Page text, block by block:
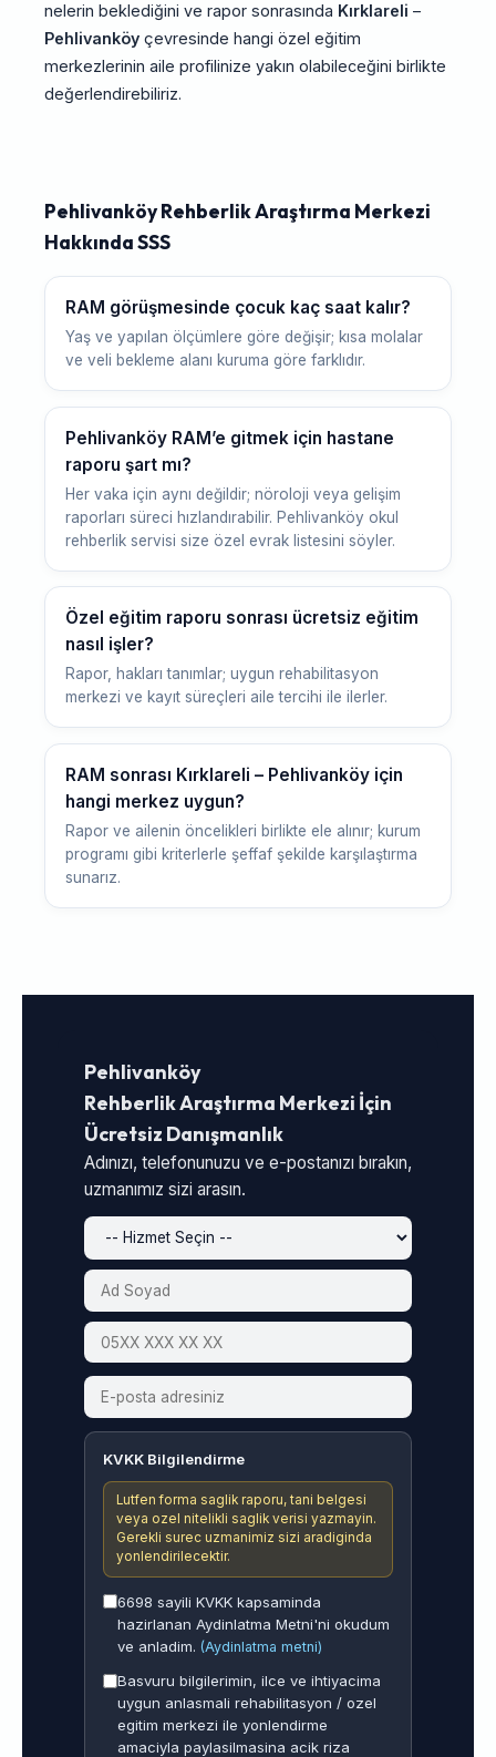
nelerin beklediğini ve rapor sonrasında Kırklareli –
Pehlivanköy çevresinde hangi özel eğitim
merkezlerinin aile profilinize yakın olabileceğini birlikte
değerlendirebiliriz.
Pehlivanköy Rehberlik Araştırma Merkezi
Hakkında SSS
RAM görüşmesinde çocuk kaç saat kalır?
Yaş ve yapılan ölçümlere göre değişir; kısa molalar
ve veli bekleme alanı kuruma göre farklıdır.
Pehlivanköy RAM’e gitmek için hastane
raporu şart mı?
Her vaka için aynı değildir; nöroloji veya gelişim
raporları süreci hızlandırabilir. Pehlivanköy okul
rehberlik servisi size özel evrak listesini söyler.
Özel eğitim raporu sonrası ücretsiz eğitim
nasıl işler?
Rapor, hakları tanımlar; uygun rehabilitasyon
merkezi ve kayıt süreçleri aile tercihi ile ilerler.
RAM sonrası Kırklareli – Pehlivanköy için
hangi merkez uygun?
Rapor ve ailenin öncelikleri birlikte ele alınır; kurum
programı gibi kriterlerle şeffaf şekilde karşılaştırma
sunarız.
Pehlivanköy
Rehberlik Araştırma Merkezi İçin
Ücretsiz Danışmanlık
Adınızı, telefonunuzu ve e-postanızı bırakın,
uzmanımız sizi arasın.
KVKK Bilgilendirme
Lutfen forma saglik raporu, tani belgesi
veya ozel nitelikli saglik verisi yazmayin.
Gerekli surec uzmanimiz sizi aradiginda
yonlendirilecektir.
6698 sayili KVKK kapsaminda
hazirlanan Aydinlatma Metni'ni okudum
ve anladim. (Aydinlatma metni)
Basvuru bilgilerimin, ilce ve ihtiyacima
uygun anlasmali rehabilitasyon / ozel
egitim merkezi ile yonlendirme
amaciyla paylasilmasina acik riza